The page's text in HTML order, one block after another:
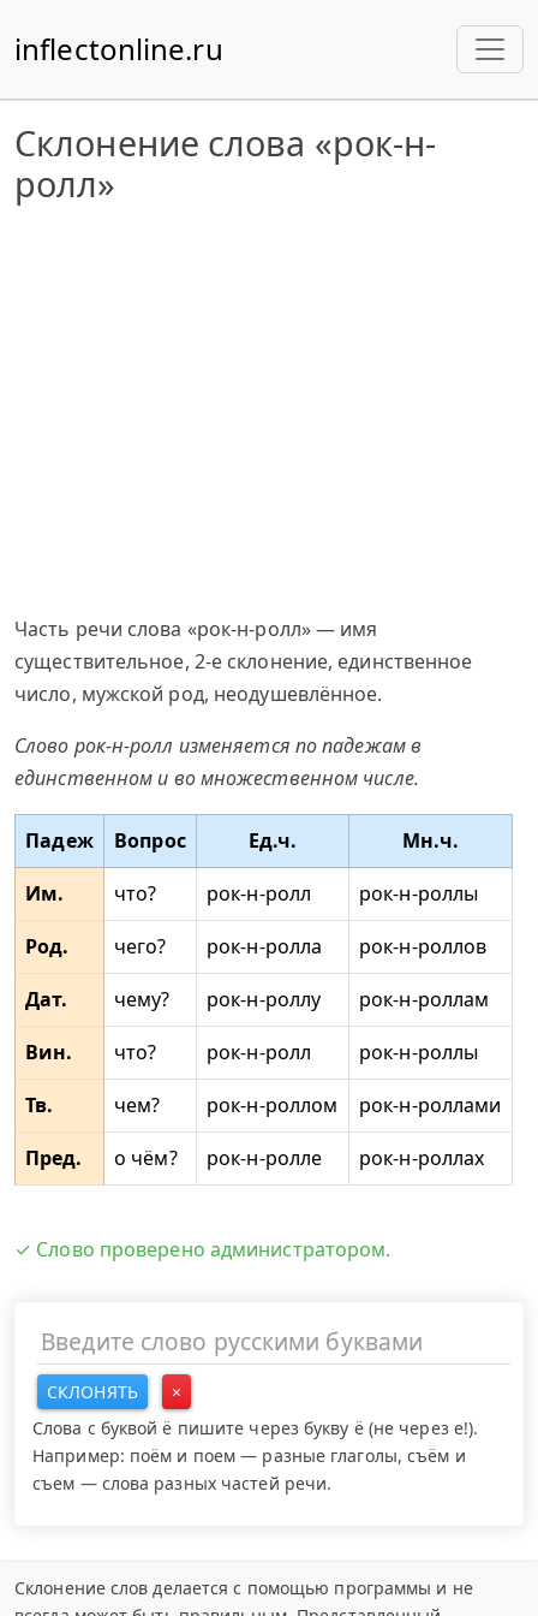
inflectonline.ru
Склонение слова «рок-н-
ролл»
Часть речи слова «рок-н-ролл» — имя
существительное, 2-е склонение, единственное
число, мужской род, неодушевлённое.
Слово рок-н-ролл изменяется по падежам в
единственном и во множественном числе.
Падеж Вопрос Ед.ч.
Мн.ч.
Им.
что? рок-н-ролл
рок-н-роллы
Род.
чего? рок-н-ролла
рок-н-роллов
Дат.
чему? рок-н-роллу
рок-н-роллам
Вин.
что? рок-н-ролл
рок-н-роллы
Тв.
чем? рок-н-роллом
рок-н-роллами
Пред.
о чём? рок-н-ролле рок-н-роллах
✓ Слово проверено администратором.
СКЛОНЯТЬ
×
Слова с буквой ё пишите через букву ё (не через е!).
Например: поём и поем — разные глаголы, съём и
съем — слова разных частей речи.
Склонение слов делается с помощью программы и не